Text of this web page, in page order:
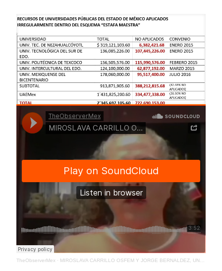
TheObserverMex · MIROSLAVA CARRILLO OSFEM Y JORGE BERNALDEZ, UNIDAD JURÍDICA